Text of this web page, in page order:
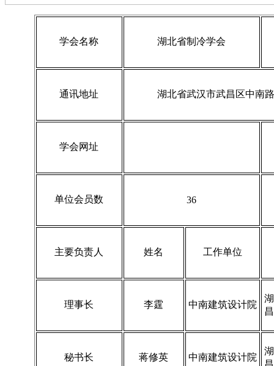
学会名称 湖北省制冷学会
通讯地址 湖北省武汉市武昌区中南
学会网址
单位会员数 36
主要负责人 姓名 工作单位
理事长 李霆 中南建筑设计院
秘书长 蒋修英 中南建筑设计院